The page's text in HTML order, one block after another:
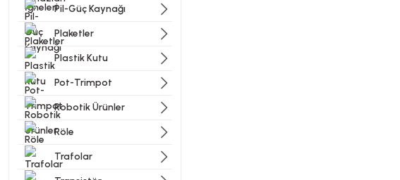
Pil-Güç Kaynağı
Plaketler
Plastik Kutu
Pot-Trimpot
Robotik Ürünler
Röle
Trafolar